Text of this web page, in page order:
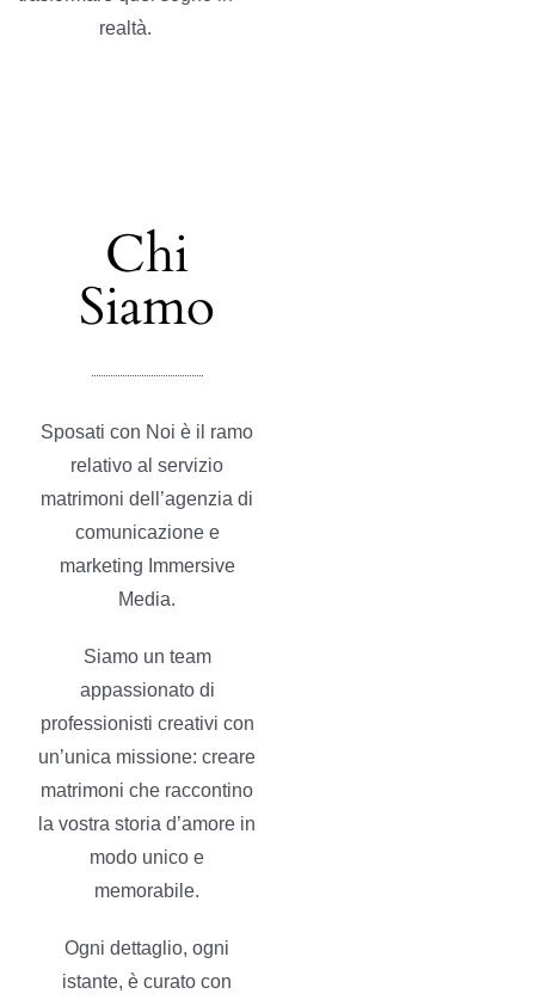
realtà.
Chi
Siamo
Sposati con Noi è il ramo
relativo al servizio
matrimoni dell’agenzia di
comunicazione e
marketing Immersive
Media.
Siamo un team
appassionato di
professionisti creativi con
un’unica missione: creare
matrimoni che raccontino
la vostra storia d’amore in
modo unico e
memorabile.
Ogni dettaglio, ogni
istante, è curato con